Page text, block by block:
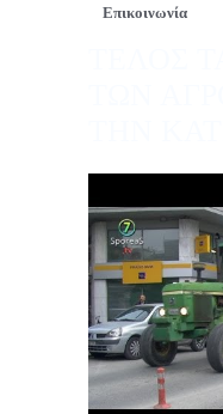
Επικοινωνία